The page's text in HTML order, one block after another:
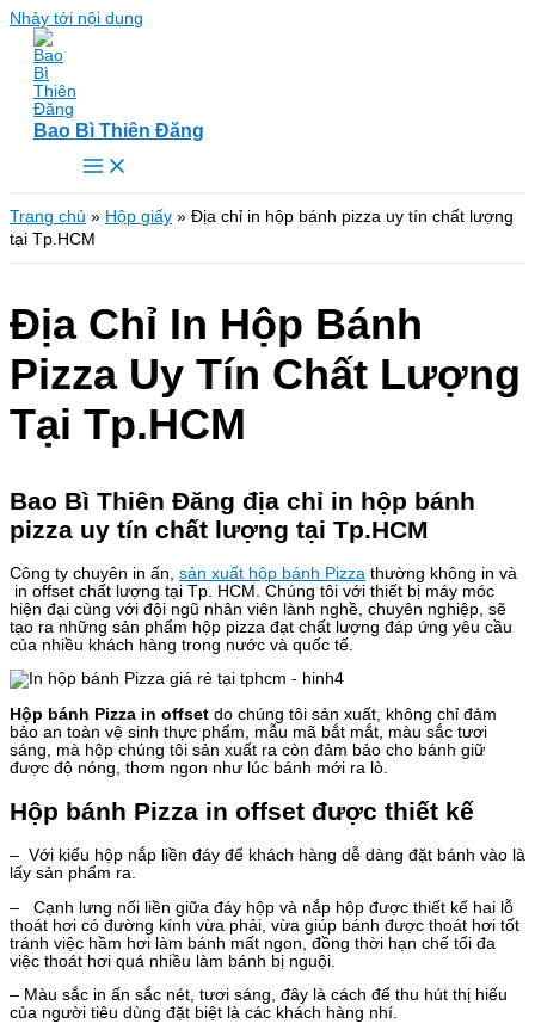
Nhảy tới nội dung
Bao Bì Thiên Đăng
Trang chủ » Hộp giấy » Địa chỉ in hộp bánh pizza uy tín chất lượng
tại Tp.HCM
Địa Chỉ In Hộp Bánh
Pizza Uy Tín Chất Lượng
Tại Tp.HCM
Bao Bì Thiên Đăng địa chỉ in hộp bánh
pizza uy tín chất lượng tại Tp.HCM
Công ty chuyên in ấn, sản xuất hộp bánh Pizza thường không in và
in offset chất lượng tại Tp. HCM. Chúng tôi với thiết bị máy móc
hiện đại cùng với đội ngũ nhân viên lành nghề, chuyên nghiệp, sẽ
tạo ra những sản phẩm hộp pizza đạt chất lượng đáp ứng yêu cầu
của nhiều khách hàng trong nước và quốc tế.
Hộp bánh Pizza in offset do chúng tôi sản xuất, không chỉ đảm
bảo an toàn vệ sinh thực phẩm, mẫu mã bắt mắt, màu sắc tươi
sáng, mà hộp chúng tôi sản xuất ra còn đảm bảo cho bánh giữ
được độ nóng, thơm ngon như lúc bánh mới ra lò.
Hộp bánh Pizza in offset được thiết kế
– Với kiểu hộp nắp liền đáy để khách hàng dễ dàng đặt bánh vào là
lấy sản phẩm ra.
– Cạnh lưng nối liền giữa đáy hộp và nắp hộp được thiết kế hai lỗ
thoát hơi có đường kính vừa phải, vừa giúp bánh được thoát hơi tốt
tránh việc hầm hơi làm bánh mất ngon, đồng thời hạn chế tối đa
việc thoát hơi quá nhiều làm bánh bị nguội.
– Màu sắc in ấn sắc nét, tươi sáng, đây là cách để thu hút thị hiếu
của người tiêu dùng đặt biệt là các khách hàng nhí.